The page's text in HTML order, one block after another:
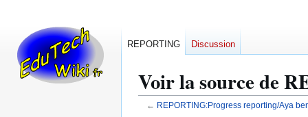
Voir la source de
← REPORTING:Progress reporting/Aya
REPORTING Discussion